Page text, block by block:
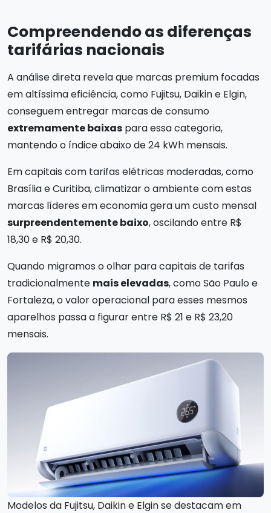
Compreendendo as diferenças
tarifárias nacionais
A análise direta revela que marcas premium focadas
em altíssima eficiência, como Fujitsu, Daikin e Elgin,
conseguem entregar marcas de consumo
extremamente baixas para essa categoria,
mantendo o índice abaixo de 24 kWh mensais.
Em capitais com tarifas elétricas moderadas, como
Brasília e Curitiba, climatizar o ambiente com estas
marcas líderes em economia gera um custo mensal
surpreendentemente baixo, oscilando entre R$
18,30 e R$ 20,30.
Quando migramos o olhar para capitais de tarifas
tradicionalmente mais elevadas, como São Paulo e
Fortaleza, o valor operacional para esses mesmos
aparelhos passa a figurar entre R$ 21 e R$ 23,20
mensais.
Modelos da Fujitsu, Daikin e Elgin se destacam em